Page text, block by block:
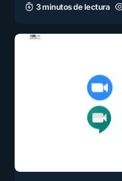
3 minutos de lectura